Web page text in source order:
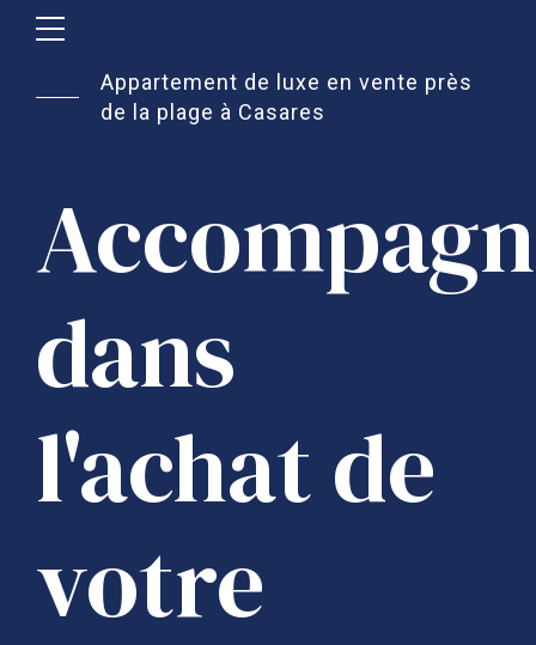
Appartement de luxe en vente près
de la plage à Casares
dans
l'achat de
votre